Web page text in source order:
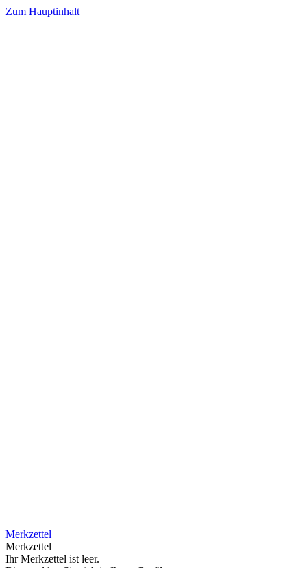
Zum Hauptinhalt
Merkzettel
Merkzettel
Ihr Merkzettel ist leer.